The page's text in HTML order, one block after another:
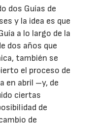
dos Guías de
y la idea es que
a lo largo de la
dos años que
también se
el proceso de
en abril –y, de
ciertas
de
de